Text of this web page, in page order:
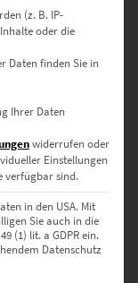
für
dazu einfach
(z. B. IP-
oder die
Daten finden Sie in
Ihrer Daten
widerrufen oder
Einstellungen
verfügbar sind.
in den USA. Mit
Sie auch in die
(1) lit. a GDPR ein.
Datenschutz